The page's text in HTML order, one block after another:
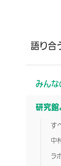
語り合
みん
研究館
す
中
ラ